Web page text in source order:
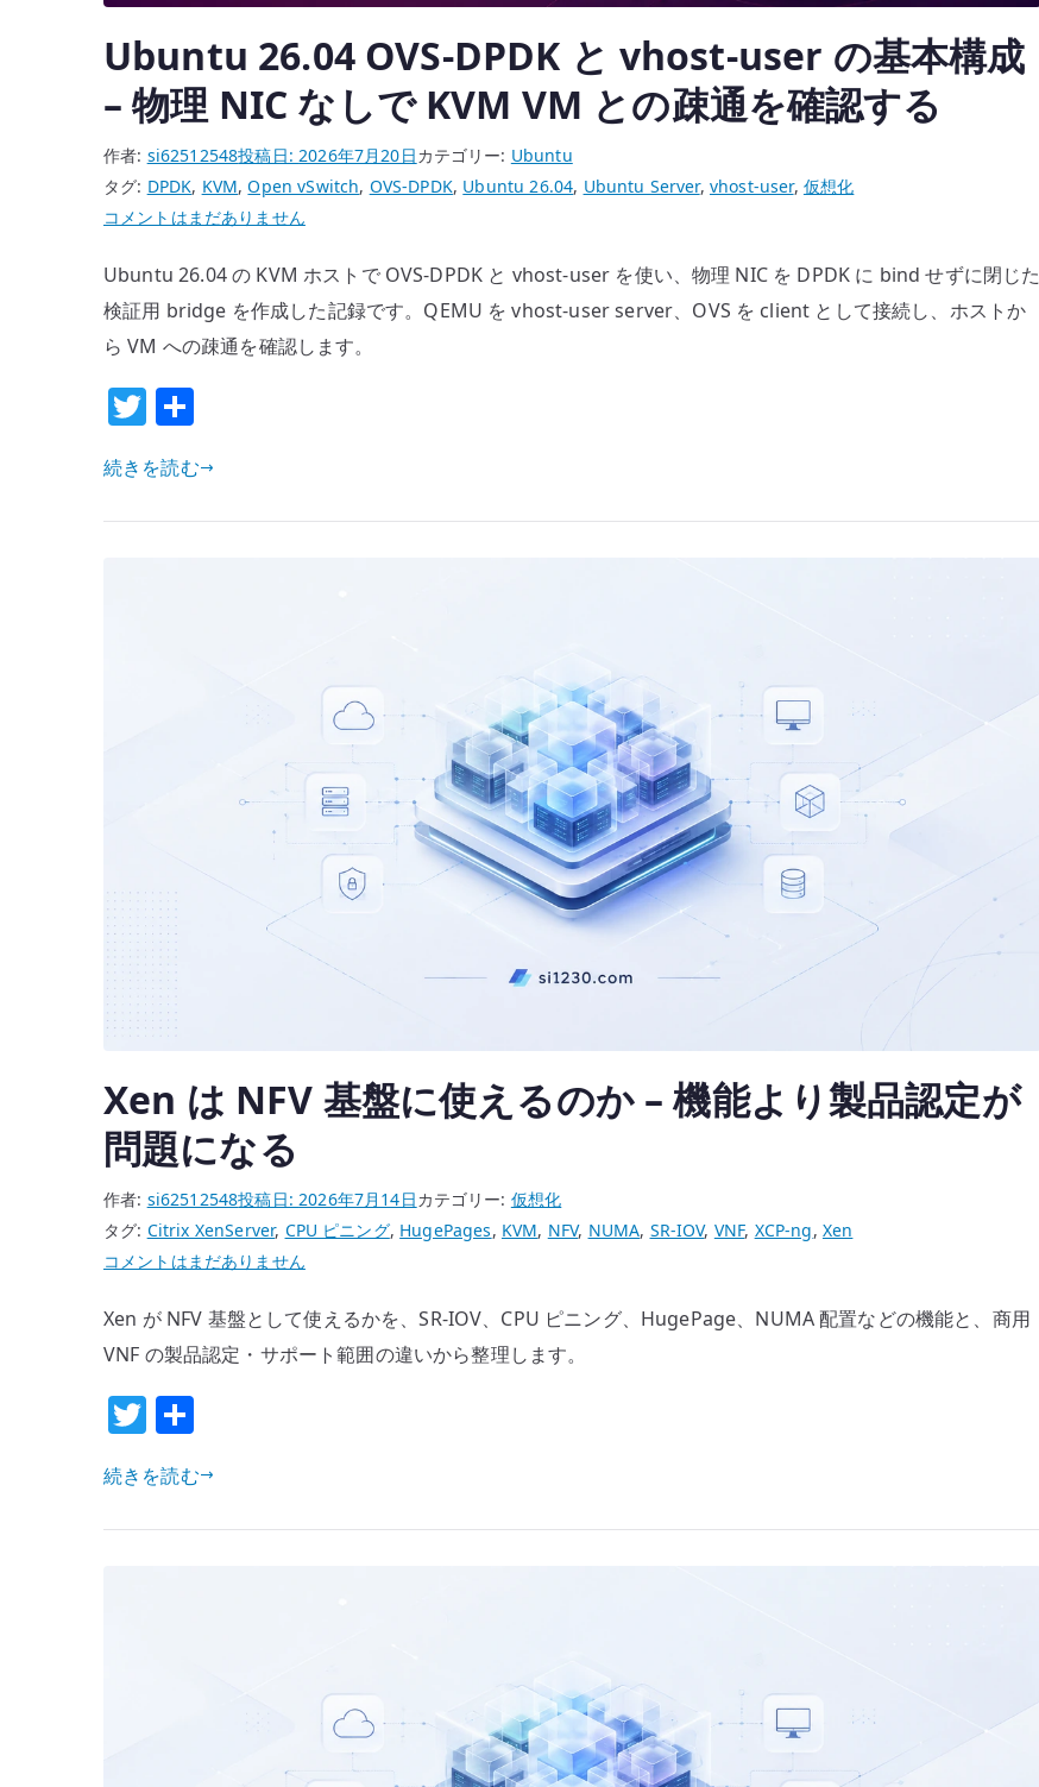
し
て
は
い
な
い
設
提
へ
の
Ubuntu 26.04 OVS-DPDK と vhost-user の基本構成
– 物理 NIC なしで KVM VM との疎通を確認する
作者: si62512548投稿日:2026年7月20日カテゴリー: Ubuntu
タグ: DPDK, KVM,Open vSwitch, OVS-DPDK, Ubuntu 26.04, Ubuntu Server, vhost-user, 仮想化
Ubuntu
OVS-
DPDK
と
user
の
基
構
の
疎
通
を
確
す
る
へ
の
コメントはまだありません
Ubuntu 26.04 の KVM ホストで OVS-DPDK と vhost-user を使い、物理 NIC を DPDK に bind せずに閉じた
検証用 bridge を作成した記録です。QEMU を vhost-user server、OVS を client として接続し、ホストか
ら VM への疎通を確認します。
T
w
it
te
続きを読む
Xen は NFV 基盤に使えるのか – 機能より製品認定が
問題になる
作者: si62512548投稿日: 2026年7月14日カテゴリー: 仮想化
タグ: Citrix XenServer, CPU ピニング, HugePages, KVM, NFV, NUMA, SR-IOV, VNF, XCP-ng, Xen
Xen
NFV
基
に
え
の
コメントはまだありません
Xen が NFV 基盤として使えるかを、SR-IOV、CPU ピニング、HugePage、NUMA 配置などの機能と、商用
VNF の製品認定・サポート範囲の違いから整理します。
T
w
it
te
続きを読む